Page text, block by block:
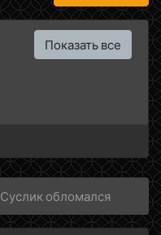
Показать все
Суслик обломался